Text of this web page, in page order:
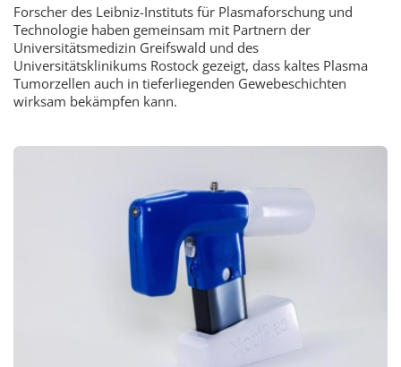
Forscher des Leibniz-Instituts für Plasmaforschung und
Technologie haben gemeinsam mit Partnern der
Universitätsmedizin Greifswald und des
Universitätsklinikums Rostock gezeigt, dass kaltes Plasma
Tumorzellen auch in tieferliegenden Gewebeschichten
wirksam bekämpfen kann.